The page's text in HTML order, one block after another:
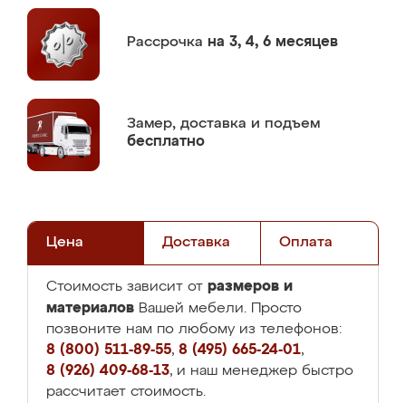
Рассрочка на 3, 4, 6 месяцев
Замер, доставка и подъем
бесплатно
Цена Доставка Оплата
Стоимость зависит от размеров и
материалов Вашей мебели. Просто
позвоните нам по любому из телефонов:
8 (800) 511-89-55, 8 (495) 665-24-01,
8 (926) 409-68-13, и наш менеджер быстро
рассчитает стоимость.